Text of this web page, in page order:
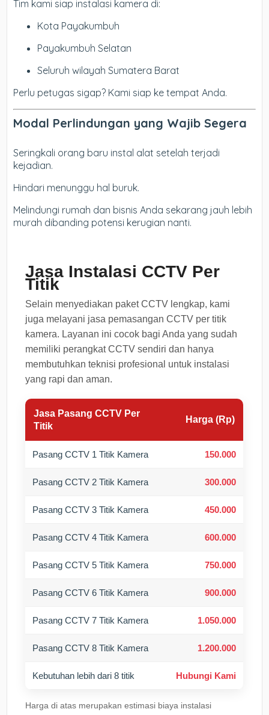
Tim kami siap instalasi kamera di:
Kota Payakumbuh
Payakumbuh Selatan
Seluruh wilayah Sumatera Barat
Perlu petugas sigap? Kami siap ke tempat Anda.
Modal Perlindungan yang Wajib Segera
Seringkali orang baru instal alat setelah terjadi
kejadian.
Hindari menunggu hal buruk.
Melindungi rumah dan bisnis Anda sekarang jauh lebih
murah dibanding potensi kerugian nanti.
Jasa Instalasi CCTV Per
Titik
Selain menyediakan paket CCTV lengkap, kami
juga melayani jasa pemasangan CCTV per titik
kamera. Layanan ini cocok bagi Anda yang sudah
memiliki perangkat CCTV sendiri dan hanya
membutuhkan teknisi profesional untuk instalasi
yang rapi dan aman.
Jasa Pasang CCTV Per
Titik
Harga (Rp)
Pasang CCTV 1 Titik Kamera 150.000
Pasang CCTV 2 Titik Kamera 300.000
Pasang CCTV 3 Titik Kamera 450.000
Pasang CCTV 4 Titik Kamera 600.000
Pasang CCTV 5 Titik Kamera 750.000
Pasang CCTV 6 Titik Kamera 900.000
Pasang CCTV 7 Titik Kamera 1.050.000
Pasang CCTV 8 Titik Kamera 1.200.000
Kebutuhan lebih dari 8 titik Hubungi Kami
Harga di atas merupakan estimasi biaya instalasi